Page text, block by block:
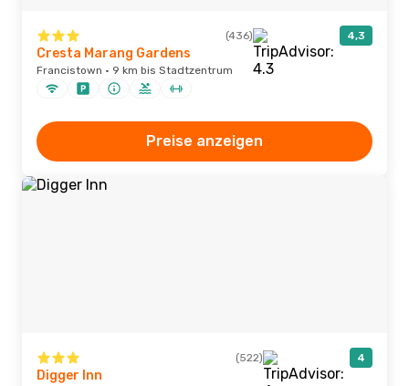
(436) 4,3
Cresta Marang Gardens
Francistown · 9 km bis Stadtzentrum
Preise anzeigen
(522) 4
Digger Inn